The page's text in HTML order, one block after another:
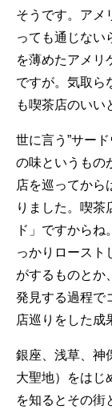
そうです。アメ
っても通じない
を薄めたアメリ
ですが。気取ら
も喫茶店のいい
世に言う”サー
の味というもの
店を巡ってから
りました。喫茶
ド」ですから
っかりロースト
がするものとか
発見する過程で
店巡りをした成
銀座、浅草、神
大聖地）をはじ
を知るとその街